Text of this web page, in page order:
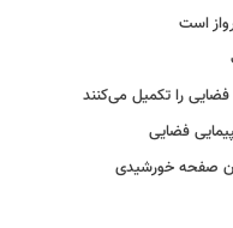
است
را تکمیل می‌کنند
فضایی
صفحه خورشیدی